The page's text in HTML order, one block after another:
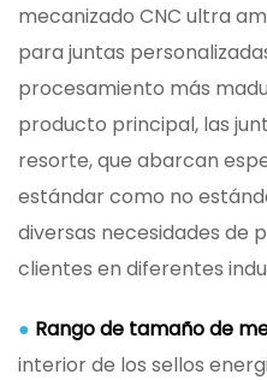
mecanizado CNC ultra
para juntas
procesamiento más
producto principal, las
resorte, que abarcan
estándar como no
diversas necesidades de
clientes en diferentes
● Rango de tamaño de
interior de los sellos